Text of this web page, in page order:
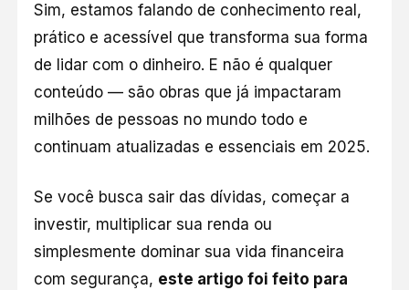
Sim, estamos falando de conhecimento real,
prático e acessível que transforma sua forma
de lidar com o dinheiro. E não é qualquer
conteúdo — são obras que já impactaram
milhões de pessoas no mundo todo e
continuam atualizadas e essenciais em 2025.
Se você busca sair das dívidas, começar a
investir, multiplicar sua renda ou
simplesmente dominar sua vida financeira
com segurança, este artigo foi feito para